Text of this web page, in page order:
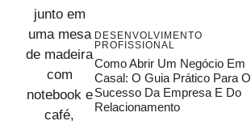
DESENVOLVIMENTO
PROFISSIONAL
Como Abrir Um Negócio Em
Casal: O Guia Prático Para O
Sucesso Da Empresa E Do
Relacionamento